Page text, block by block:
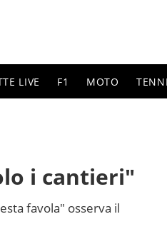
LIVE F1 MOTO
i cantieri"
favola" osserva il